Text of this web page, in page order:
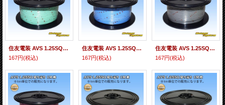
住友電装 AVS 1.25SQ 切り売り 1M 若葉
167円(税込)
住友電装 AVS 1.25SQ 切り売り 1M 空
167円(税込)
住友電装 AVS 1.25SQ 切り売り 1M 灰
167円(税込)